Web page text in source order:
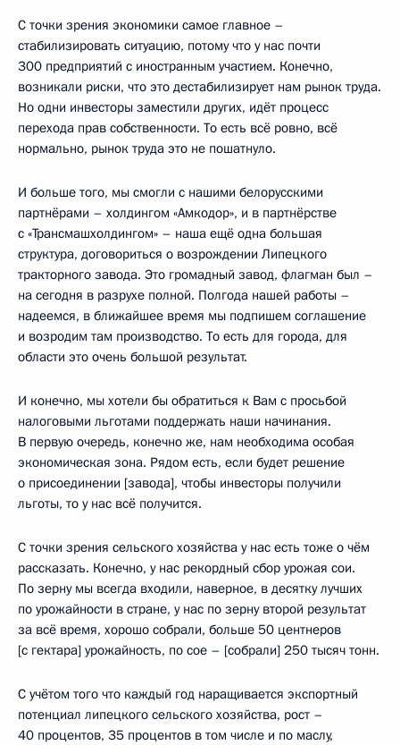
С точки зрения экономики самое главное –
стабилизировать ситуацию, потому что у нас почти
300 предприятий с иностранным участием. Конечно,
возникали риски, что это дестабилизирует нам рынок труда.
Но одни инвесторы заместили других, идёт процесс
перехода прав собственности. То есть всё ровно, всё
нормально, рынок труда это не пошатнуло.
И больше того, мы смогли с нашими белорусскими
партнёрами – холдингом «Амкодор», и в партнёрстве
с «Трансмашхолдингом» – наша ещё одна большая
структура, договориться о возрождении Липецкого
тракторного завода. Это громадный завод, флагман был –
на сегодня в разрухе полной. Полгода нашей работы –
надеемся, в ближайшее время мы подпишем соглашение
и возродим там производство. То есть для города, для
области это очень большой результат.
И конечно, мы хотели бы обратиться к Вам с просьбой
налоговыми льготами поддержать наши начинания.
В первую очередь, конечно же, нам необходима особая
экономическая зона. Рядом есть, если будет решение
о присоединении [завода], чтобы инвесторы получили
льготы, то у нас всё получится.
С точки зрения сельского хозяйства у нас есть тоже о чём
рассказать. Конечно, у нас рекордный сбор урожая сои.
По зерну мы всегда входили, наверное, в десятку лучших
по урожайности в стране, у нас по зерну второй результат
за всё время, хорошо собрали, больше 50 центнеров
[с гектара] урожайность, по сое – [собрали] 250 тысяч тонн.
С учётом того что каждый год наращивается экспортный
потенциал липецкого сельского хозяйства, рост –
40 процентов, 35 процентов в том числе и по маслу,